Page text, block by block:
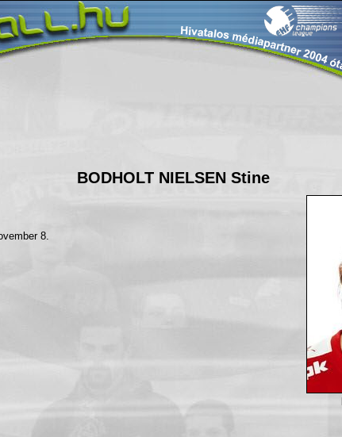
BODHOLT NIELSEN Stine
8.